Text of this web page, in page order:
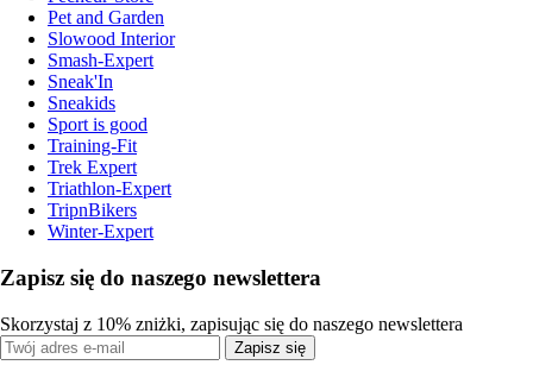
Pet and Garden
Slowood Interior
Smash-Expert
Sneak'In
Sneakids
Sport is good
Training-Fit
Trek Expert
Triathlon-Expert
TripnBikers
Winter-Expert
Zapisz się do naszego newslettera
Skorzystaj z 10% zniżki, zapisując się do naszego newslettera
Zapisz się